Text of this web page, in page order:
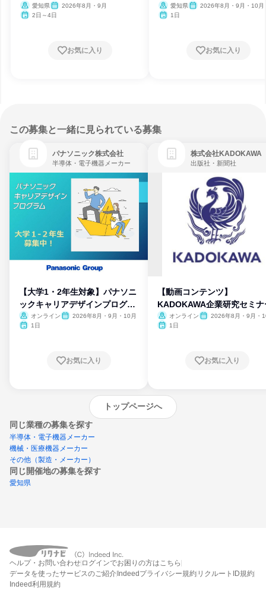
愛知県
2026年8月・9月
2日～4日
お気に入り
愛知県
2026年8月・9月・10月
1日
お気に入り
この募集と一緒に見られている募集
パナソニック株式会社
半導体・電子機器メーカー
【大学1・2年生対象】パナソニ
ックキャリアデザインプログラ
ム
オンライン
2026年8月・9月・10月
1日
お気に入り
株式会社KADOKAWA
出版社・新聞社
【動画コンテンツ】
KADOKAWA企業研究セミナ
オンライン
2026年8月・9月・
1日
お気に入り
トップページへ
同じ業種の募集を探す
半導体・電子機器メーカー
機械・医療機器メーカー
その他（製造・メーカー）
同じ開催地の募集を探す
愛知県
エントリーするとプログラムの詳細案内を
受け取れるようになります
ヘルプ・お問い合わせ ログインでお困りの方はこちら
データを使ったサービスのご紹介 Indeedプライバシー規約 リクルートID規約
Indeed利用規約